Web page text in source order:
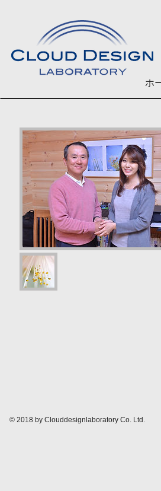
ホ
© 2018 by Clouddesignlaboratory Co. Ltd.